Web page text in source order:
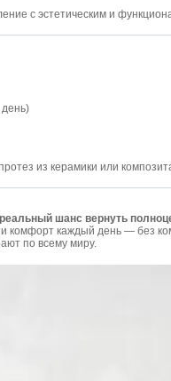
с эстетическим и
из керамики или
шанс вернуть
комфорт каждый день — без
по всему миру.